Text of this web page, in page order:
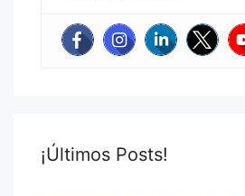
¡Últimos Posts!